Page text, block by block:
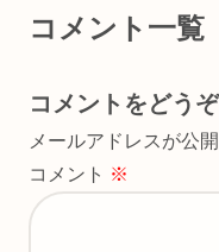
コメント一覧
コメントをどうぞ
メールアドレスが公
コメント ※